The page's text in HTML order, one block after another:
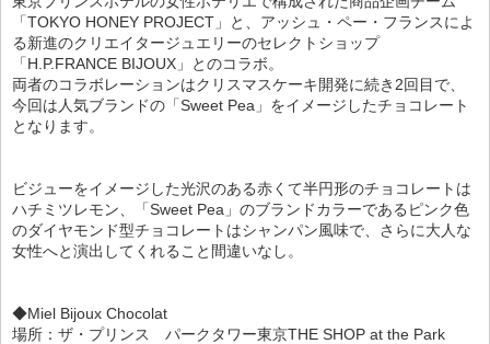
「TOKYO HONEY PROJECT」と、アッシュ・ペー・フランスによ
る新進のクリエイタージュエリーのセレクトショップ
「H.P.FRANCE BIJOUX」とのコラボ。
両者のコラボレーションはクリスマスケーキ開発に続き2回目で、
今回は人気ブランドの「Sweet Pea」をイメージしたチョコレート
となります。
ビジューをイメージした光沢のある赤くて半円形のチョコレートは
ハチミツレモン、「Sweet Pea」のブランドカラーであるピンク色
のダイヤモンド型チョコレートはシャンパン風味で、さらに大人な
女性へと演出してくれること間違いなし。
◆Miel Bijoux Chocolat
場所：ザ・プリンス パークタワー東京THE SHOP at the Park